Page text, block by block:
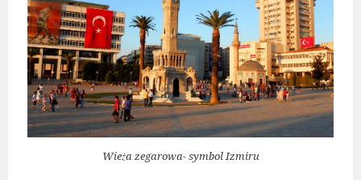
Wieża zegarowa- symbol Izmiru